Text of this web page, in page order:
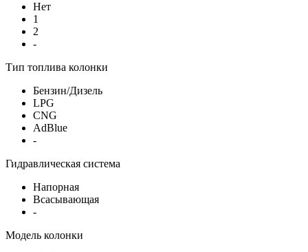
Нет
1
2
-
Тип топлива колонки
Бензин/Дизель
LPG
CNG
AdBlue
-
Гидравлическая система
Напорная
Всасывающая
-
Модель колонки